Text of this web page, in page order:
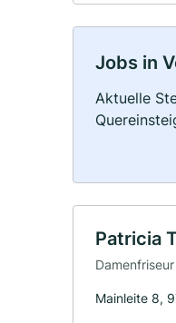
Jobs in
Aktuelle
Patricia
Mainleite 8,